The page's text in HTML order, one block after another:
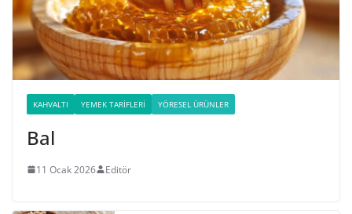
KAHVALTI YEMEK TARIFLERI YÖRESEL ÜRÜNLER
Bal
11 Ocak 2026 Editör